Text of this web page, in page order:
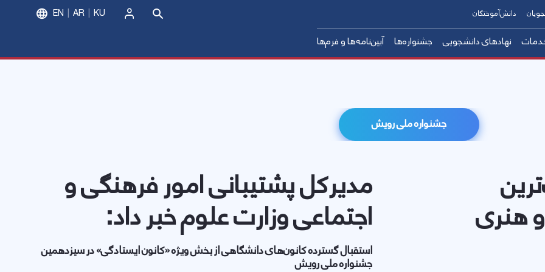
سامانه صندوق رفاه دانشجویان
سامانه فرم دانشگاه کردستان
نهادهای دانشجویی جشنواره‌ها آیین‌نامه‌ها و فرم‌ها
دانش‌آموختگان EN AR KU
جشنواره ملی رویش
هنری
مدیرکل پشتیبانی امور فرهنگی و
اجتماعی وزارت علوم خبر داد:
استقبال گسترده کانون‌های دانشگاهی از بخش ویژه «کانون ایستادگی» در سیزدهمین
جشنواره ملی رویش